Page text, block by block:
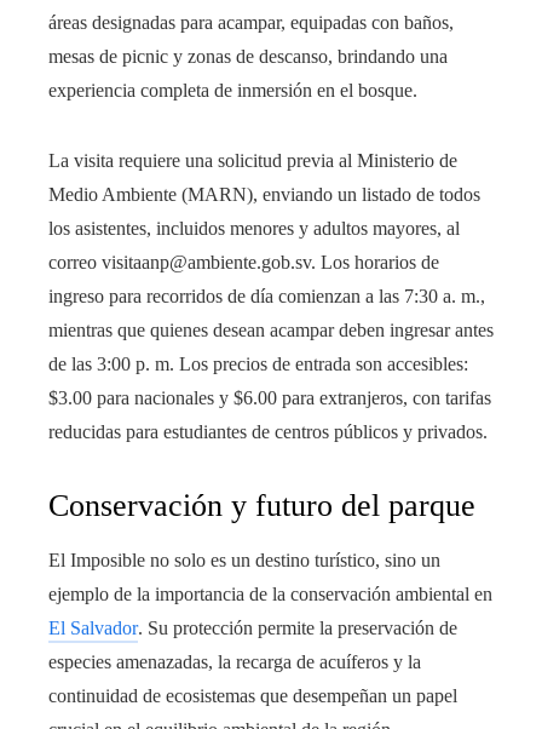
áreas designadas para acampar, equipadas con baños,
mesas de picnic y zonas de descanso, brindando una
experiencia completa de inmersión en el bosque.
La visita requiere una solicitud previa al Ministerio de
Medio Ambiente (MARN), enviando un listado de todos
los asistentes, incluidos menores y adultos mayores, al
correo visitaanp@ambiente.gob.sv. Los horarios de
ingreso para recorridos de día comienzan a las 7:30 a. m.,
mientras que quienes desean acampar deben ingresar antes
de las 3:00 p. m. Los precios de entrada son accesibles:
$3.00 para nacionales y $6.00 para extranjeros, con tarifas
reducidas para estudiantes de centros públicos y privados.
Conservación y futuro del parque
El Imposible no solo es un destino turístico, sino un
ejemplo de la importancia de la conservación ambiental en
El Salvador. Su protección permite la preservación de
especies amenazadas, la recarga de acuíferos y la
continuidad de ecosistemas que desempeñan un papel